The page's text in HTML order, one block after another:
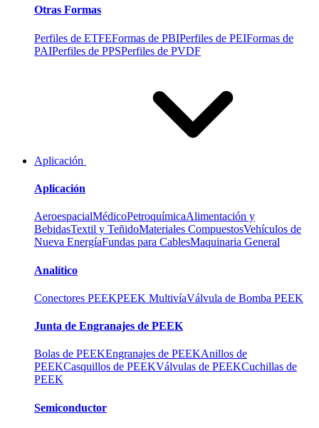
Otras Formas
Perfiles de ETFEFormas de PBIPerfiles de PEIFormas de
PAIPerfiles de PPSPerfiles de PVDF
Aplicación
Aplicación
AeroespacialMédicoPetroquímicaAlimentación y
BebidasTextil y TeñidoMateriales CompuestosVehículos de
Nueva EnergíaFundas para CablesMaquinaria General
Analítico
Conectores PEEKPEEK MultivíaVálvula de Bomba PEEK
Junta de Engranajes de PEEK
Bolas de PEEKEngranajes de PEEKAnillos de
PEEKCasquillos de PEEKVálvulas de PEEKCuchillas de
PEEK
Semiconductor